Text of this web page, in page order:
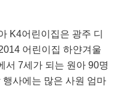
K4어린이집은 광주 디
어린이집 하얀겨울
서 7세가 되는 원아 90명
사에는 많은 사원 엄마